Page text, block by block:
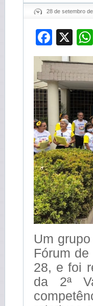
28 de setembro
X
Um
Fórum
28, e foi
da 2ª